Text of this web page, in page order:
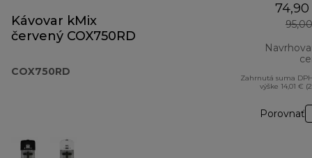
Kávovar kMix
červený COX750RD
COX750RD
Zahrnutá suma
výške 14,01 €
Porovnať